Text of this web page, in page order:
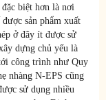
biệt hơn là nơi
sản phẩm xuất
ở đây ít được sử
dựng chủ yếu là
công trình như Quy
nhàng N-EPS cũng
sử dụng nhiều